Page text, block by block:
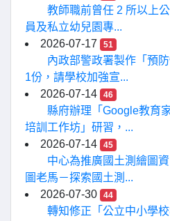
教師職前曾任 2 所以上
員及私立幼兒園專...
2026-07-17
51
內政部警政署製作「預
1份，請學校加強宣...
2026-07-14
46
縣府辦理「Google教育
培訓工作坊」研習，...
2026-07-14
45
中心為推廣國土測繪圖
圖老馬－探索國土測...
2026-07-30
44
轉知修正「公立中小學